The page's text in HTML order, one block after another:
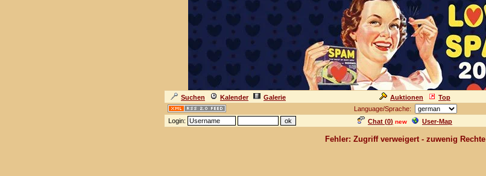
Suchen Kalender Galerie Auktionen Top
Language/Sprache:
Login:
Chat (0) new User-Map
Fehler: Zugriff verweigert - zuwenig Rechte